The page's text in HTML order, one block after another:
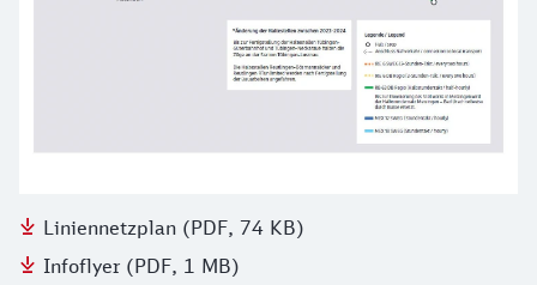
Liniennetzplan (PDF, 74 KB)
Infoflyer (PDF, 1 MB)